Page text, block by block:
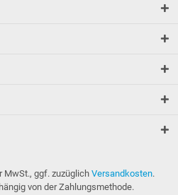
MwSt., ggf. zuzüglich Versandkosten.
von der Zahlungsmethode.